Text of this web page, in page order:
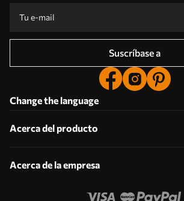
Suscríbase a
Change the language
Acerca del producto
Acerca de la empresa